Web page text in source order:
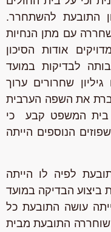
התובעת להשתחרר.
עם מתן הנחיות
אודות הסיכון
לבדיקות במועד
שחרורים ערוך
את השפה הערבית
בית המשפט קבע כי
הנוספים הייתה
לפיה לו הייתה
ביצוע הבדיקה במועד
עושה התובעת כל
שוחררה התובעת מבית